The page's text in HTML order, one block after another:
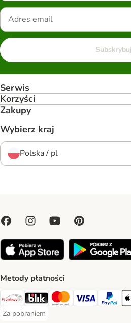
Subskrybuj
Serwis
Korzyści
Zakupy
Wybierz kraj
Polska / pl
Metody płatności
Przelewy24 Payment Method
Blik Payment Method
MasterCard Payment
Visa Payment
PayPal
Za pobraniem
Za pobraniem Payment Method